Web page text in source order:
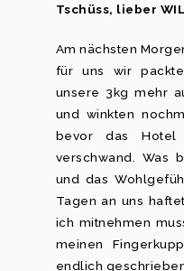
Tschüss, lieber
Am nächsten
für uns wir
unsere 3kg mehr
und winkten
bevor das Hotel
verschwand. Was
und das
Tagen an uns
ich mitnehmen
meinen
endlich